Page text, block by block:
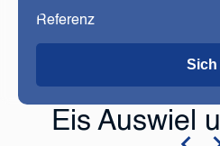
Sich
Eis Auswiel